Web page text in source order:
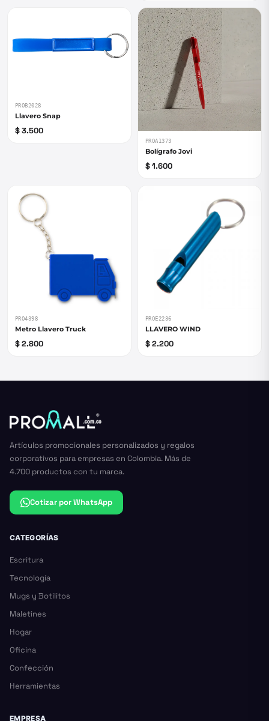
PROB2028
Llavero Snap
$ 3.500
PROA1373
Bolígrafo Jovi
$ 1.600
PRO4398
Metro Llavero Truck
$ 2.800
PROE2236
LLAVERO WIND
$ 2.200
Artículos promocionales personalizados y regalos
corporativos para empresas en Colombia. Más de
4.700 productos con tu marca.
Cotizar por WhatsApp
CATEGORÍAS
Escritura
Tecnología
Mugs y Botilitos
Maletines
Hogar
Oficina
Confección
Herramientas
EMPRESA